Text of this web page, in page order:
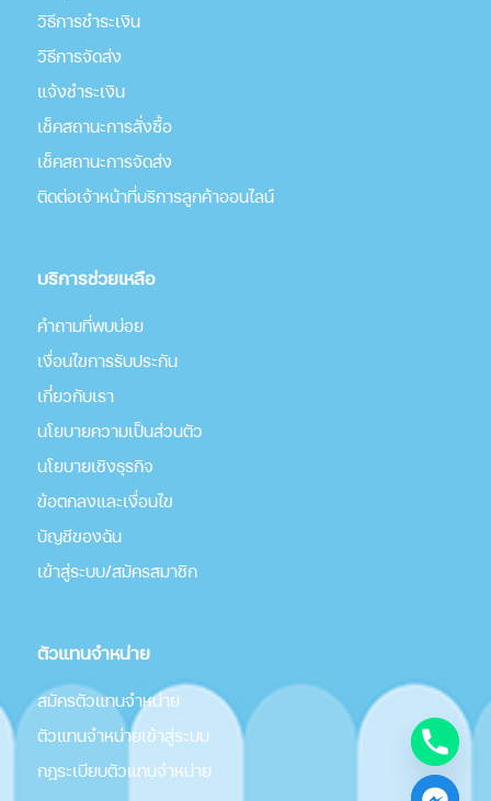
วิธีการชำระเงิน
วิธีการจัดส่ง
แจ้งชำระเงิน
เช็คสถานะการสั่งซื้อ
เช็คสถานะการจัดส่ง
ติดต่อเจ้าหน้าที่บริการลูกค้าออนไลน์
บริการช่วยเหลือ
คำถามที่พบบ่อย
เงื่อนไขการรับประกัน
เกี่่ยวกับเรา
นโยบายความเป็นส่วนตัว
นโยบายเชิงธุรกิจ
ข้อตกลงและเงื่อนไข
บัญชีของฉัน
เข้าสู่ระบบ/สมัครสมาชิก
ตัวแทนจำหน่าย
สมัครตัวแทนจำหน่าย
ตัวแทนจำหน่ายเข้าสู่ระบบ
กฎระเบียบตัวแทนจำหน่าย